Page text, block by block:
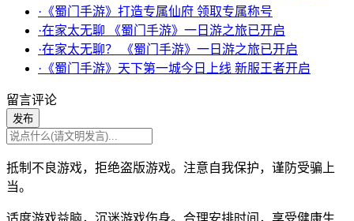
·《蜀门手游》打造专属仙府 领取专属称号
·在家太无聊 《蜀门手游》一日游之旅已开启
·在家太无聊？ 《蜀门手游》一日游之旅已开启
·《蜀门手游》天下第一城今日上线 新服王者开启
留言评论
发布
抵制不良游戏，拒绝盗版游戏。注意自我保护，谨防受骗上
当。
适度游戏益脑，沉迷游戏伤身。合理安排时间，享受健康生